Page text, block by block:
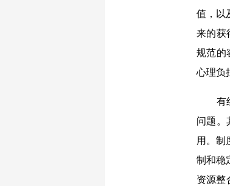
值，以
来的获
规范的
心理负
有组
问题。
用。制
制和稳
资源整